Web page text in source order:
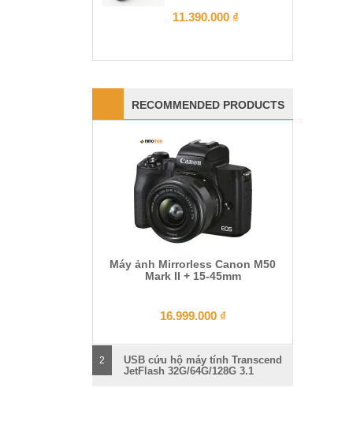
11.390.000 ₫
RECOMMENDED PRODUCTS
Máy ảnh Mirrorless Canon M50
Mark II + 15-45mm
16.999.000 ₫
2
USB cứu hộ máy tính Transcend
JetFlash 32G/64G/128G 3.1